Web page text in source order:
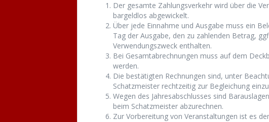
Der gesamte Zahlungsverkehr wird über die
bargeldlos abgewickelt.
Über jede Einnahme und Ausgabe muss ein
Tag der Ausgabe, den zu zahlenden Betrag,
Verwendungszweck enthalten.
Bei Gesamtabrechnungen muss auf dem
werden.
Die bestätigten Rechnungen sind, unter
Schatzmeister rechtzeitig zur Begleichung
Wegen des Jahresabschlusses sind
beim Schatzmeister abzurechnen.
Zur Vorbereitung von Veranstaltungen ist es